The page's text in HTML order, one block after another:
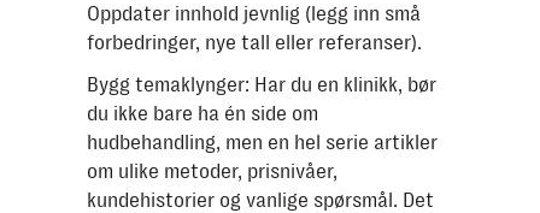
Oppdater innhold jevnlig (legg inn små
forbedringer, nye tall eller referanser).
Bygg temaklynger: Har du en klinikk, bør
du ikke bare ha én side om
hudbehandling, men en hel serie artikler
om ulike metoder, prisnivåer,
kundehistorier og vanlige spørsmål. Det